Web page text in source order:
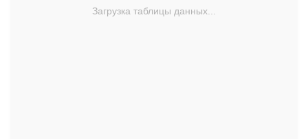
Загрузка таблицы данных...